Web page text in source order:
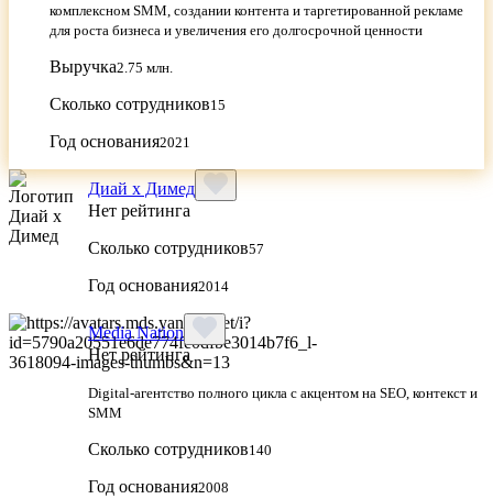
комплексном SMM, создании контента и таргетированной рекламе
для роста бизнеса и увеличения его долгосрочной ценности
Выручка2.75 млн.
Сколько сотрудников15
Год основания2021
Диай х Димед
Нет рейтинга
Сколько сотрудников57
Год основания2014
Media Nation
Нет рейтинга
Digital-агентство полного цикла с акцентом на SEO, контекст и
SMM
Сколько сотрудников140
Год основания2008